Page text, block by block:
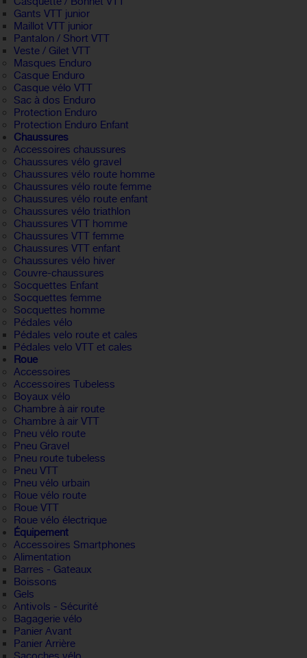
Gants VTT junior
Maillot VTT junior
Pantalon / Short VTT
Veste / Gilet VTT
Masques Enduro
Casque Enduro
Casque vélo VTT
Sac à dos Enduro
Protection Enduro
Protection Enduro Enfant
Chaussures
Accessoires chaussures
Chaussures vélo gravel
Chaussures vélo route homme
Chaussures vélo route femme
Chaussures vélo route enfant
Chaussures vélo triathlon
Chaussures VTT homme
Chaussures VTT femme
Chaussures VTT enfant
Chaussures vélo hiver
Couvre-chaussures
Socquettes Enfant
Socquettes femme
Socquettes homme
Pédales vélo
Pédales velo route et cales
Pédales velo VTT et cales
Roue
Accessoires
Accessoires Tubeless
Boyaux vélo
Chambre à air route
Chambre à air VTT
Pneu vélo route
Pneu Gravel
Pneu route tubeless
Pneu VTT
Pneu vélo urbain
Roue vélo route
Roue VTT
Roue vélo électrique
Équipement
Accessoires Smartphones
Alimentation
Barres - Gateaux
Boissons
Gels
Antivols - Sécurité
Bagagerie vélo
Panier Avant
Panier Arrière